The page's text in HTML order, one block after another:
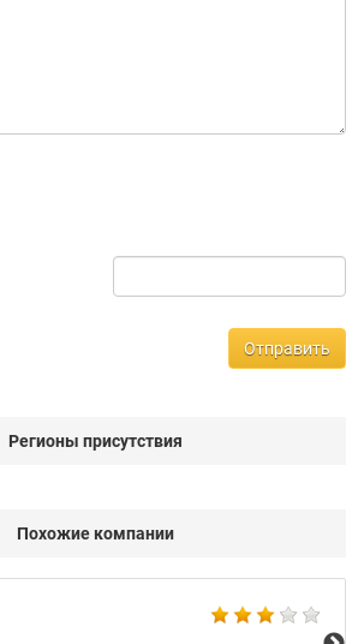
Отправить
Регионы присутствия
Похожие компании